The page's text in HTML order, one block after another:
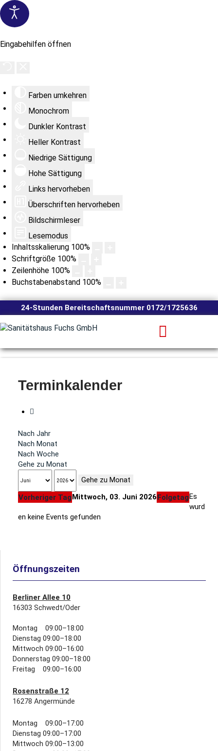
Eingabehilfen öffnen
Farben umkehren
Monochrom
Dunkler Kontrast
Heller Kontrast
Niedrige Sättigung
Hohe Sättigung
Links hervorheben
Überschriften hervorheben
Bildschirmleser
Lesemodus
Inhaltsskalierung 100%
Schriftgröße 100%
Zeilenhöhe 100%
Buchstabenabstand 100%
24-Stunden Bereitschaftsnummer 0172/1725636
Terminkalender
Nach Jahr
Nach Monat
Nach Woche
Gehe zu Monat
Gehe zu Monat
Vorheriger TagMittwoch, 03. Juni 2026FolgetagEs
wurd
en keine Events gefunden
Öffnungszeiten
Berliner Allee 10
16303 Schwedt/Oder
Montag 09:00–18:00
Dienstag 09:00–18:00
Mittwoch 09:00–16:00
Donnerstag 09:00–18:00
Freitag 09:00–16:00
Rosenstraße 12
16278 Angermünde
Montag 09:00–17:00
Dienstag 09:00–17:00
Mittwoch 09:00–13:00